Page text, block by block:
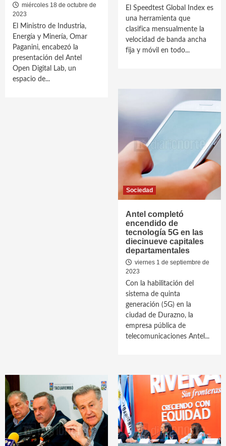
miércoles 18 de octubre de
2023
El Ministro de Industria,
Energía y Minería, Omar
Paganini, encabezó la
presentación del Antel
Open Digital Lab, un
espacio de...
El Speedtest Global Index es
una herramienta que
clasifica mensualmente la
velocidad de banda ancha
fija y móvil en todo...
Sociedad
Antel completó
encendido de
tecnología 5G en las
diecinueve capitales
departamentales
viernes 1 de septiembre de
2023
Con la habilitación del
sistema de quinta
generación (5G) en la
ciudad de Durazno, la
empresa pública de
telecomunicaciones Antel...